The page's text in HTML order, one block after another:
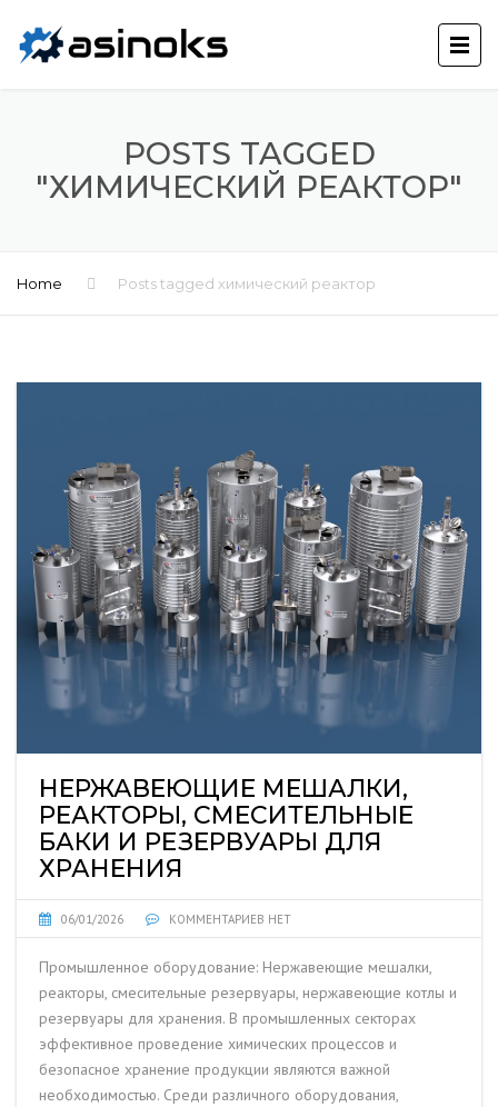
POSTS TAGGED
"ХИМИЧЕСКИЙ РЕАКТОР"
Home Posts tagged химический реактор
НЕРЖАВЕЮЩИЕ МЕШАЛКИ,
РЕАКТОРЫ, СМЕСИТЕЛЬНЫЕ
БАКИ И РЕЗЕРВУАРЫ ДЛЯ
ХРАНЕНИЯ
06/01/2026 КОММЕНТАРИЕВ НЕТ
Промышленное оборудование: Нержавеющие мешалки,
реакторы, смесительные резервуары, нержавеющие котлы и
резервуары для хранения. В промышленных секторах
эффективное проведение химических процессов и
безопасное хранение продукции являются важной
необходимостью. Среди различного оборудования,